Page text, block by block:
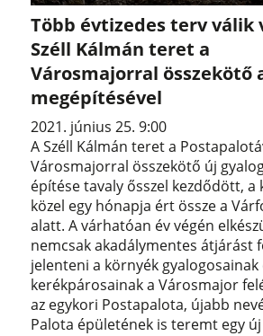
Több évtizedes terv válik
Széll Kálmán teret a
Városmajorral összekötő
megépítésével
2021. június 25. 9:00
A Széll Kálmán teret a
Városmajorral összekötő új
építése tavaly ősszel kezdődött, a
közel egy hónapja ért össze a
alatt. A várhatóan év végén
nemcsak akadálymentes átjárást
jelenteni a környék gyalogosainak
kerékpárosainak a Városmajor
az egykori Postapalota, újabb
Palota épületének is teremt egy